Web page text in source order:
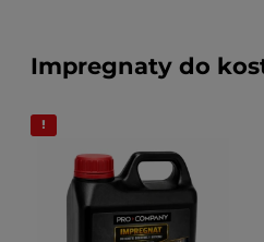
Impregnaty do